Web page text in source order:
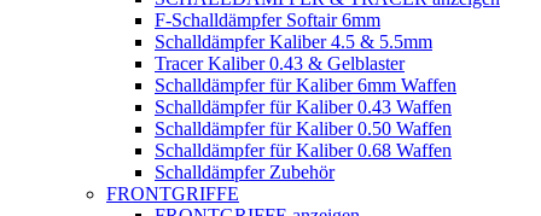
F-Schalldämpfer Softair 6mm
Schalldämpfer Kaliber 4.5 & 5.5mm
Tracer Kaliber 0.43 & Gelblaster
Schalldämpfer für Kaliber 6mm Waffen
Schalldämpfer für Kaliber 0.43 Waffen
Schalldämpfer für Kaliber 0.50 Waffen
Schalldämpfer für Kaliber 0.68 Waffen
Schalldämpfer Zubehör
FRONTGRIFFE